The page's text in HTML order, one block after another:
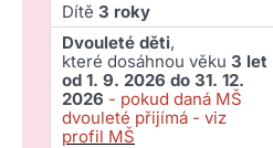
Dítě 3 roky
Dvouleté děti,
které dosáhnou věku 3 let
od 1. 9. 2026 do 31. 12.
2026 - pokud daná MŠ
dvouleté přijímá - viz
profil MŠ